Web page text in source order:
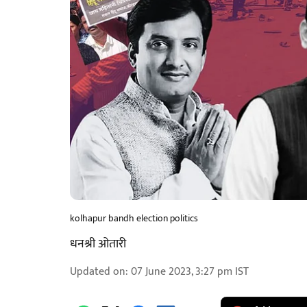
kolhapur bandh election politics
धनश्री ओतारी
Updated on:07 June 2023, 3:27 pm IST